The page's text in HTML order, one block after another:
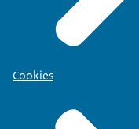
Cookies